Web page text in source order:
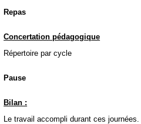
Repas
Concertation pédagogique
Répertoire par cycle
Pause
Bilan :
Le travail accompli durant ces journées.